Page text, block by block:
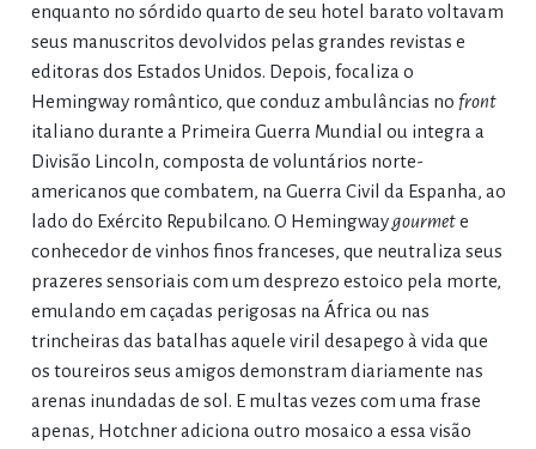
enquanto no sórdido quarto de seu hotel barato voltavam
seus manuscritos devolvidos pelas grandes revistas e
editoras dos Estados Unidos. Depois, focaliza o
Hemingway romântico, que conduz ambulâncias no front
italiano durante a Primeira Guerra Mundial ou integra a
Divisão Lincoln, composta de voluntários norte-
americanos que combatem, na Guerra Civil da Espanha, ao
lado do Exército Repubilcano. O Hemingwaygourmete
conhecedor de vinhos finos franceses, que neutraliza seus
prazeres sensoriais com um desprezo estoico pela morte,
emulando em caçadas perigosas na África ou nas
trincheiras das batalhas aquele viril desapego à vida que
os toureiros seus amigos demonstram diariamente nas
arenas inundadas de sol. E multas vezes com uma frase
apenas, Hotchner adiciona outro mosaico a essa visão